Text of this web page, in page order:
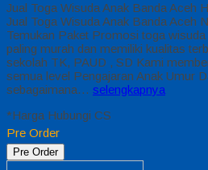
Jual Toga Wisuda Anak Banda Aceh
Jual Toga Wisuda Anak Banda Aceh
Temukan Paket Promosi toga
paling murah dan memiliki kualitas
sekolah TK, PAUD , SD Kami
semua level Pengajaran Anak Umur
sebagaimana… selengkapnya
*Harga Hubungi CS
Pre Order
Pre Order